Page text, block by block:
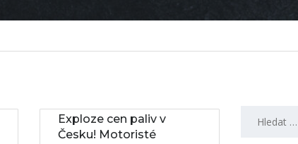
Exploze cen paliv v
Česku! Motoristé